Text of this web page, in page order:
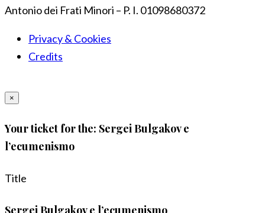
Antonio dei Frati Minori – P. I. 01098680372
Privacy & Cookies
Credits
×
Your ticket for the: Sergei Bulgakov e
l’ecumenismo
Title
Sergei Bulgakov e l’ecumenismo